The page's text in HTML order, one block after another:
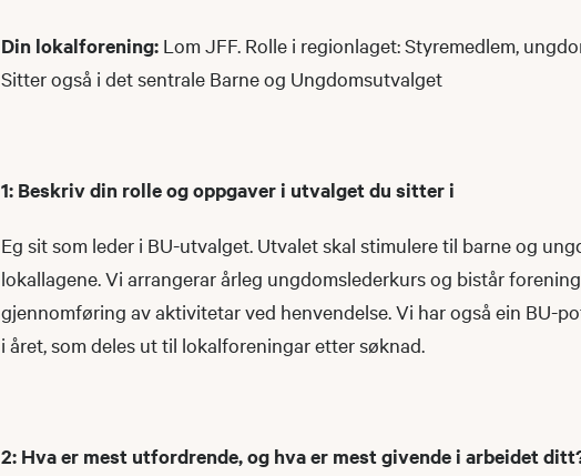
Din lokalforening: Lom JFF. Rolle i regionlaget: Styremedlem,
Sitter også i det sentrale Barne og Ungdomsutvalget
1: Beskriv din rolle og oppgaver i utvalget du sitter i
Eg sit som leder i BU-utvalget. Utvalet skal stimulere til barne og
lokallagene. Vi arrangerar årleg ungdomslederkurs og bistår
gjennomføring av aktivitetar ved henvendelse. Vi har også ein BU-
i året, som deles ut til lokalforeningar etter søknad.
2: Hva er mest utfordrende, og hva er mest givende i arbeidet